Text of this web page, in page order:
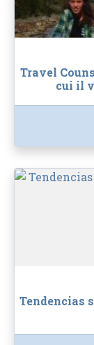
Travel
cui il
Tendencias